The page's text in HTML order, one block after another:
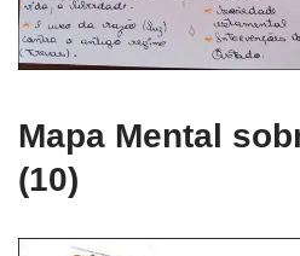
Mapa Mental
(10)